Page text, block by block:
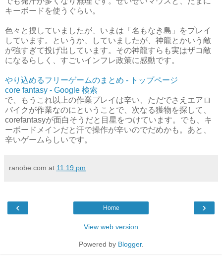
キーボードを使うぐらい。
色々と捜していましたが、いまは「名もなき島」をプレイ
しています。というか、していましたが、神龍とかいう敵
が強すぎて投げ出しています。その神龍すらも実はザコ敵
になるらしく、すごいインフレ政策に感動です。
やり込めるフリーゲームのまとめ - トップページ
core fantasy - Google 検索
で、もうこれ以上の作業プレイは辛い、ただでさえエアロ
バイクが作業なのにということで、次なる獲物を探して、
corefantasyが面白そうだと目星をつけています。でも、キ
ーボードメインだと汗で操作が辛いのでだめかも。あと、
辛いゲームらしいです。
ranobe.com at 11:19 pm
‹ ›
Home
View web version
Powered by Blogger.